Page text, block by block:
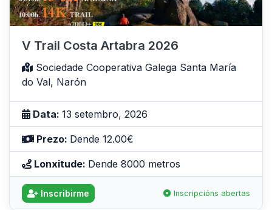
V Trail Costa Artabra 2026
Sociedade Cooperativa Galega Santa María
do Val, Narón
Data: 13 setembro, 2026
Prezo: Dende 12.00€
Lonxitude: Dende 8000 metros
Inscribirme Inscripcións abertas